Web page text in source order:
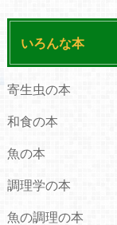
いろんな本
寄生虫の本
和食の本
魚の本
調理学の本
魚の調理の本